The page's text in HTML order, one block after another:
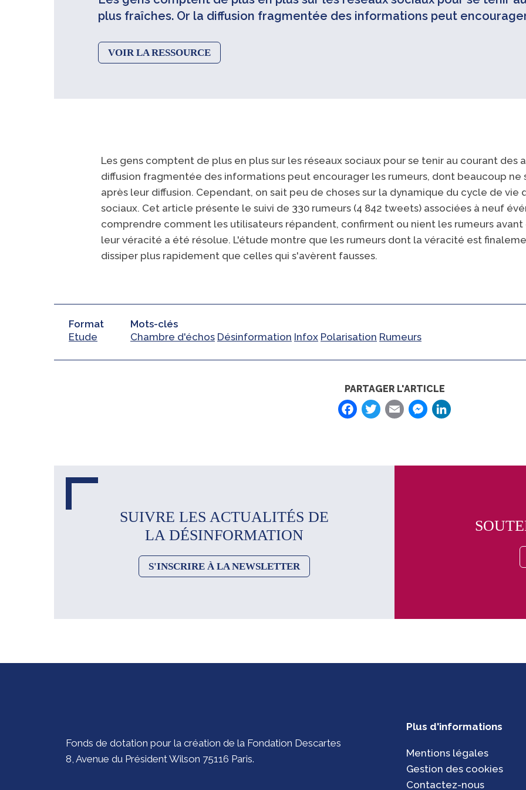
plus fraîches. Or la diffusion fragmentée des informations peut
VOIR LA RESSOURCE
Les gens comptent de plus en plus sur les réseaux sociaux pour se tenir au courant des
diffusion fragmentée des informations peut encourager les rumeurs, dont beaucoup ne
après leur diffusion. Cependant, on sait peu de choses sur la dynamique du cycle de vie
sociaux. Cet article présente le suivi de 330 rumeurs (4 842 tweets) associées à neuf
comprendre comment les utilisateurs répandent, confirment ou nient les rumeurs
leur véracité a été résolue. L'étude montre que les rumeurs dont la véracité est
dissiper plus rapidement que celles qui s'avèrent fausses.
Format
Etude
Mots-clés
Chambre d'échos Désinformation Infox Polarisation Rumeurs
PARTAGER L'ARTICLE
Facebook
Twitter
EmailMessenger
SUIVRE LES ACTUALITÉS DE
LA DÉSINFORMATION
S'INSCRIRE À LA NEWSLETTER
Fonds de dotation pour la création de la Fondation Descartes
8, Avenue du Président Wilson 75116 Paris.
Plus d'informations
Mentions légales
Gestion des cookies
Contactez-nous